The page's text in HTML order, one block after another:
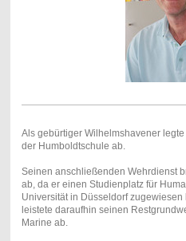
Als gebürtiger Wilhelmshavener
der Humboldtschule ab.
Seinen anschließenden Wehrdienst
ab, da er einen Studienplatz für
Universität in Düsseldorf
leistete daraufhin seinen
Marine ab.